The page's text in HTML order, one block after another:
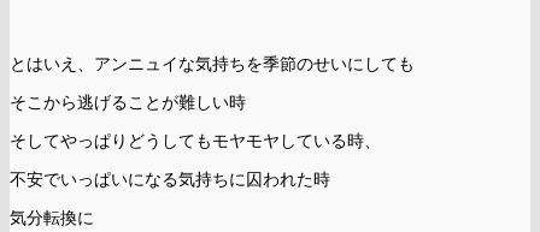
とはいえ、アンニュイな気持ちを季節のせいにしても
そこから逃げることが難しい時
そしてやっぱりどうしてもモヤモヤしている時、
不安でいっぱいになる気持ちに囚われた時
気分転換に